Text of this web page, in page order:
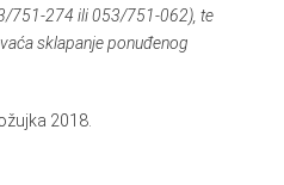
751-274 ili 053/751-062), te
sklapanje ponuđenog
2018.